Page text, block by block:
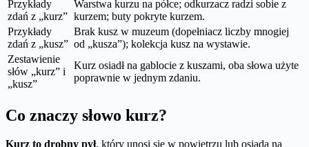
Przykłady
zdań z „kurz”
Warstwa kurzu na półce; odkurzacz radzi sobie z
kurzem; buty pokryte kurzem.
Przykłady
zdań z „kusz”
Brak kusz w muzeum (dopełniacz liczby mnogiej
od „kusza”); kolekcja kusz na wystawie.
Zestawienie
słów „kurz” i
„kusz”
Kurz osiadł na gablocie z kuszami, oba słowa użyte
poprawnie w jednym zdaniu.
Co znaczy słowo kurz?
Kurz to drobny pył, który unosi się w powietrzu lub osiada na